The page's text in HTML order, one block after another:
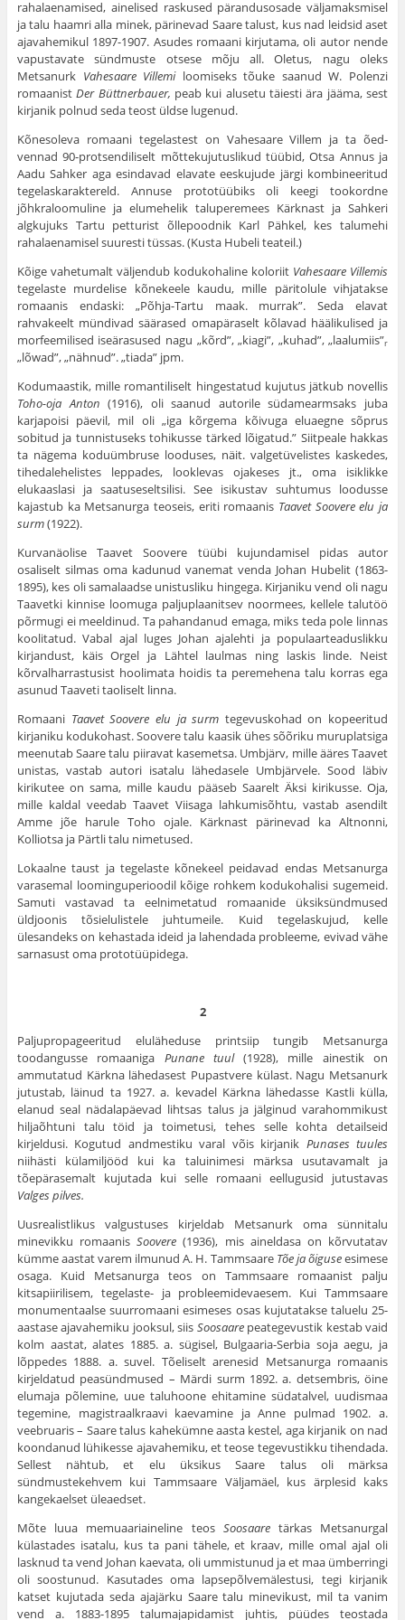
rahalaenamised, ainelised raskused pärandusosade väljamaksmisel
ja talu haamri alla minek, pärinevad Saare talust, kus nad leidsid aset
ajavahemikul 1897-1907. Asudes romaani kirjutama, oli autor nende
vapustavate sündmuste otsese mõju all. Oletus, nagu oleks
Metsanurk Vahesaare Villemi loomiseks tõuke saanud W. Polenzi
romaanistDer Büttnerbauer, peab kui alusetu täiesti ära jääma, sest
kirjanik polnud seda teost üldse lugenud.
Kõnesoleva romaani tegelastest on Vahesaare Villem ja ta õed-
vennad 90-protsendiliselt mõttekujutuslikud tüübid, Otsa Annus ja
Aadu Sahker aga esindavad elavate eeskujude järgi kombineeritud
tegelaskaraktereld. Annuse prototüübiks oli keegi tookordne
jõhkraloomuline ja elumehelik taluperemees Kärknast ja Sahkeri
algkujuks Tartu petturist õllepoodnik Karl Pähkel, kes talumehi
rahalaenamisel suuresti tüssas. (Kusta Hubeli teateil.)
Kõige vahetumalt väljendub kodukohaline koloriit Vahesaare Villemis
tegelaste murdelise kõnekeele kaudu, mille päritolule vihjatakse
romaanis endaski: „Põhja-Tartu maak. murrak”. Seda elavat
rahvakeelt mündivad säärased omapäraselt kõlavad häälikulised ja
morfeemilised iseärasused nagu „kõrd”, „kiagi”, „kuhad”, „laalumiis”r
„lõwad”, „nähnud”. „tiada” jpm.
Kodumaastik, mille romantiliselt hingestatud kujutus jätkub novellis
Toho-oja Anton(1916), oli saanud autorile südamearmsaks juba
karjapoisi päevil, mil oli „iga kõrgema kõivuga eluaegne sõprus
sobitud ja tunnistuseks tohikusse tärked lõigatud.” Siitpeale hakkas
ta nägema koduümbruse looduses, näit. valgetüvelistes kaskedes,
tihedalehelistes leppades, looklevas ojakeses jt., oma isiklikke
elukaaslasi ja saatuseseltsilisi. See isikustav suhtumus loodusse
kajastub ka Metsanurga teoseis, eriti romaanis Taavet Soovere elu ja
surm(1922).
Kurvanäolise Taavet Soovere tüübi kujundamisel pidas autor
osaliselt silmas oma kadunud vanemat venda Johan Hubelit (1863-
1895), kes oli samalaadse unistusliku hingega. Kirjaniku vend oli nagu
Taavetki kinnise loomuga paljuplaanitsev noormees, kellele talutöö
põrmugi ei meeldinud. Ta pahandanud emaga, miks teda pole linnas
koolitatud. Vabal ajal luges Johan ajalehti ja populaarteaduslikku
kirjandust, käis Orgel ja Lähtel laulmas ning laskis linde. Neist
kõrvalharrastusist hoolimata hoidis ta peremehena talu korras ega
asunud Taaveti taoliselt linna.
Romaani Taavet Soovere elu ja surm tegevuskohad on kopeeritud
kirjaniku kodukohast. Soovere talu kaasik ühes sõõriku muruplatsiga
meenutab Saare talu piiravat kasemetsa. Umbjärv, mille ääres Taavet
unistas, vastab autori isatalu lähedasele Umbjärvele. Sood läbiv
kirikutee on sama, mille kaudu pääseb Saarelt Äksi kirikusse. Oja,
mille kaldal veedab Taavet Viisaga lahkumisõhtu, vastab asendilt
Amme jõe harule Toho ojale. Kärknast pärinevad ka Altnonni,
Kolliotsa ja Pärtli talu nimetused.
Lokaalne taust ja tegelaste kõnekeel peidavad endas Metsanurga
varasemal loominguperioodil kõige rohkem kodukohalisi sugemeid.
Samuti vastavad ta eelnimetatud romaanide üksiksündmused
üldjoonis tõsielulistele juhtumeile. Kuid tegelaskujud, kelle
ülesandeks on kehastada ideid ja lahendada probleeme, evivad vähe
sarnasust oma prototüüpidega.
2
Paljupropageeritud eluläheduse printsiip tungib Metsanurga
toodangusse romaaniga Punane tuul(1928), mille ainestik on
ammutatud Kärkna lähedasest Pupastvere külast. Nagu Metsanurk
jutustab, läinud ta 1927. a. kevadel Kärkna lähedasse Kastli külla,
elanud seal nädalapäevad lihtsas talus ja jälginud varahommikust
hiljaõhtuni talu töid ja toimetusi, tehes selle kohta detailseid
kirjeldusi. Kogutud andmestiku varal võis kirjanik Punases tuules
niihästi külamiljööd kui ka taluinimesi märksa usutavamalt ja
tõepärasemalt kujutada kui selle romaani eellugusid jutustavas
Valges pilves.
Uusrealistlikus valgustuses kirjeldab Metsanurk oma sünnitalu
minevikku romaanisSoovere(1936), mis aineldasa on kõrvutatav
kümme aastat varem ilmunud A. H. Tammsaare Tõe ja õiguseesimese
osaga. Kuid Metsanurga teos on Tammsaare romaanist palju
kitsapiirilisem, tegelaste- ja probleemidevaesem. Kui Tammsaare
monumentaalse suurromaani esimeses osas kujutatakse taluelu 25-
aastase ajavahemiku jooksul, siis Soosaare peategevustik kestab vaid
kolm aastat, alates 1885. a. sügisel, Bulgaaria-Serbia soja aegu, ja
lõppedes 1888. a. suvel. Tõeliselt arenesid Metsanurga romaanis
kirjeldatud peasündmused – Märdi surm 1892. a. detsembris, öine
elumaja põlemine, uue taluhoone ehitamine südatalvel, uudismaa
tegemine, magistraalkraavi kaevamine ja Anne pulmad 1902. a.
veebruaris – Saare talus kahekümne aasta kestel, aga kirjanik on nad
koondanud lühikesse ajavahemiku, et teose tegevustikku tihendada.
Sellest nähtub, et elu üksikus Saare talus oli märksa
sündmustekehvem kui Tammsaare Väljamäel, kus ärplesid kaks
kangekaelset üleaedset.
Mõte luua memuaariaineline teos Soosaare tärkas Metsanurgal
külastades isatalu, kus ta pani tähele, et kraav, mille omal ajal oli
lasknud ta vend Johan kaevata, oli ummistunud ja et maa ümberringi
oli soostunud. Kasutades oma lapsepõlvemälestusi, tegi kirjanik
katset kujutada seda ajajärku Saare talu minevikust, mil ta vanim
vend a. 1883-1895 talumajapidamist juhtis, püüdes teostada